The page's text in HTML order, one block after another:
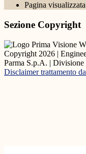
Pagina visualizzata
Sezione Copyright
Copyright 2026 |
Parma S.p.A. |
Disclaimer trattamento